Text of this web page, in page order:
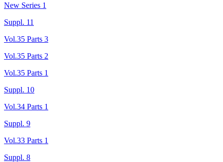
New Series 1
Suppl. 11
Vol.35 Parts 3
Vol.35 Parts 2
Vol.35 Parts 1
Suppl. 10
Vol.34 Parts 1
Suppl. 9
Vol.33 Parts 1
Suppl. 8